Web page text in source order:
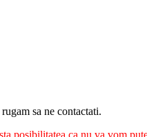
sa ne contactati.
posibilitatea ca nu va vom